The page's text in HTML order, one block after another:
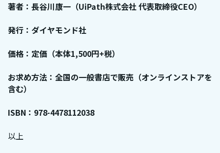
著者：長谷川康一（UiPath株式会社 代表取締役CEO）
発行：ダイヤモンド社
価格：定価（本体1,500円+税）
お求め方法：全国の一般書店で販売（オンラインストアを
含む）
ISBN：978-4478112038
以上